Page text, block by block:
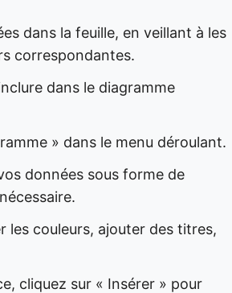
dans la feuille, en veillant à les
correspondantes.
dans le diagramme
» dans le menu déroulant.
données sous forme de
les couleurs, ajouter des titres,
cliquez sur « Insérer » pour